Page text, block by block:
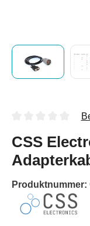
CSS
Produktnummer: